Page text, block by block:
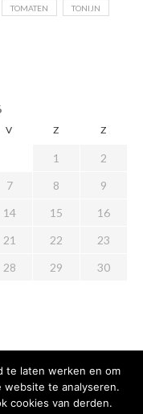
TOMATEN TONIJN
V Z Z
1
2
7 8
9
14 15
16
21 22
23
28 29
30
te laten werken en om
website te analyseren.
cookies van derden.